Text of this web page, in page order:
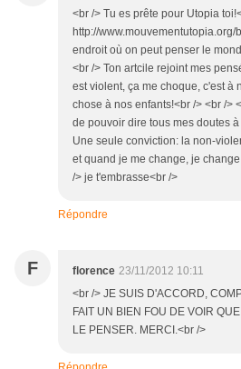
<br /> Tu es prête pour Utopia
http://www.mouvementutopia.org/
endroit où on peut penser le
<br /> Ton artcile rejoint mes
est violent, ça me choque, c'est à
chose à nos enfants!<br /> <br />
de pouvoir dire tous mes doutes
Une seule conviction: la non-
et quand je me change, je
/> je t'embrasse<br />
Répondre
F florence 23/11/2012 10:11
<br /> JE SUIS D'ACCORD,
FAIT UN BIEN FOU DE VOIR
LE PENSER. MERCI.<br />